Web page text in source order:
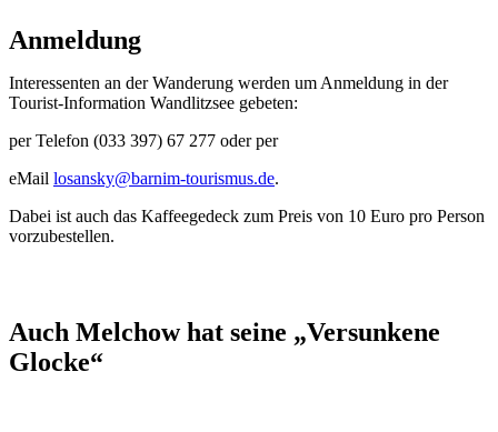
Anmeldung
Interessenten an der Wanderung werden um Anmeldung in der
Tourist-Information Wandlitzsee gebeten:
per Telefon (033 397) 67 277 oder per
eMail losansky@barnim-tourismus.de.
Dabei ist auch das Kaffeegedeck zum Preis von 10 Euro pro Person
vorzubestellen.
Auch Melchow hat seine „Versunkene
Glocke“